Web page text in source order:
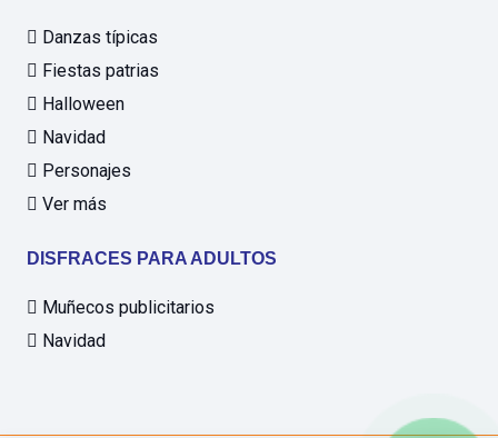
Danzas típicas
Fiestas patrias
Halloween
Navidad
Personajes
Ver más
DISFRACES PARA ADULTOS
Muñecos publicitarios
Navidad